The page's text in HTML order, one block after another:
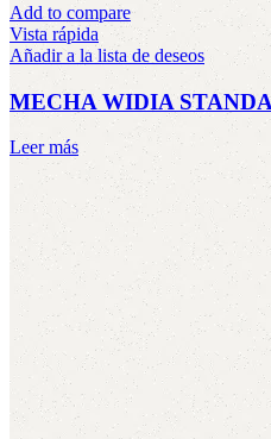
Add to compare
Vista rápida
Añadir a la lista de deseos
MECHA WIDIA
Leer más